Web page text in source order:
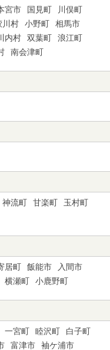
宮市 国見町
川俣町
川村 小野町
相馬市
内村 双葉町
浪江町
南会津町
神流町 甘楽町
玉村町
居町 飯能市
入間市
横瀬町 小鹿野町
一宮町 睦沢町
白子町
富津市
袖ケ浦市